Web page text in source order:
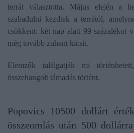
terrát választotta. Május elején a
szabadulni kezdtek a terrától,
csökkent: két nap alatt 99 százalékot
még tovább zuhant kicsit.
Elemzők találgatják mi
összehangolt támadás történt.
Popovics 10500 dollárt
összeomlás után 500